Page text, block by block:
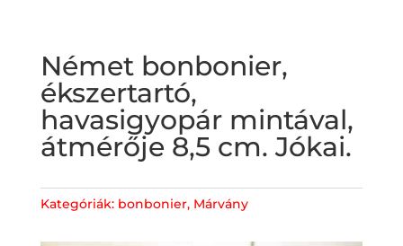
Német bonbonier,
ékszertartó,
havasigyopár mintával,
átmérője 8,5 cm. Jókai.
Kategóriák: bonbonier, Márvány